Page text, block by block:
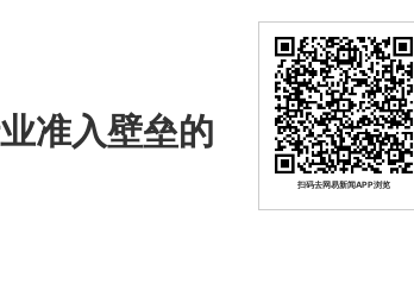
准入壁垒的
扫码去网易新闻APP浏览